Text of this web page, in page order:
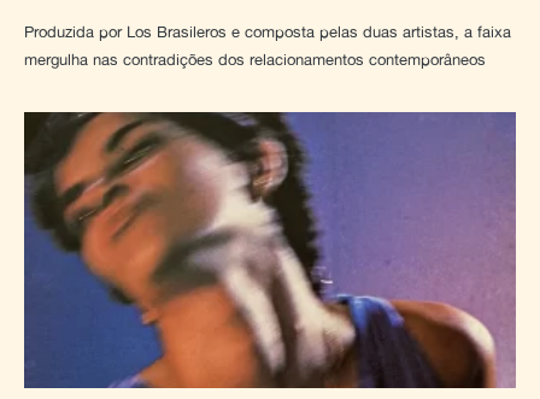
Produzida por Los Brasileros e composta pelas duas artistas, a faixa
mergulha nas contradições dos relacionamentos contemporâneos